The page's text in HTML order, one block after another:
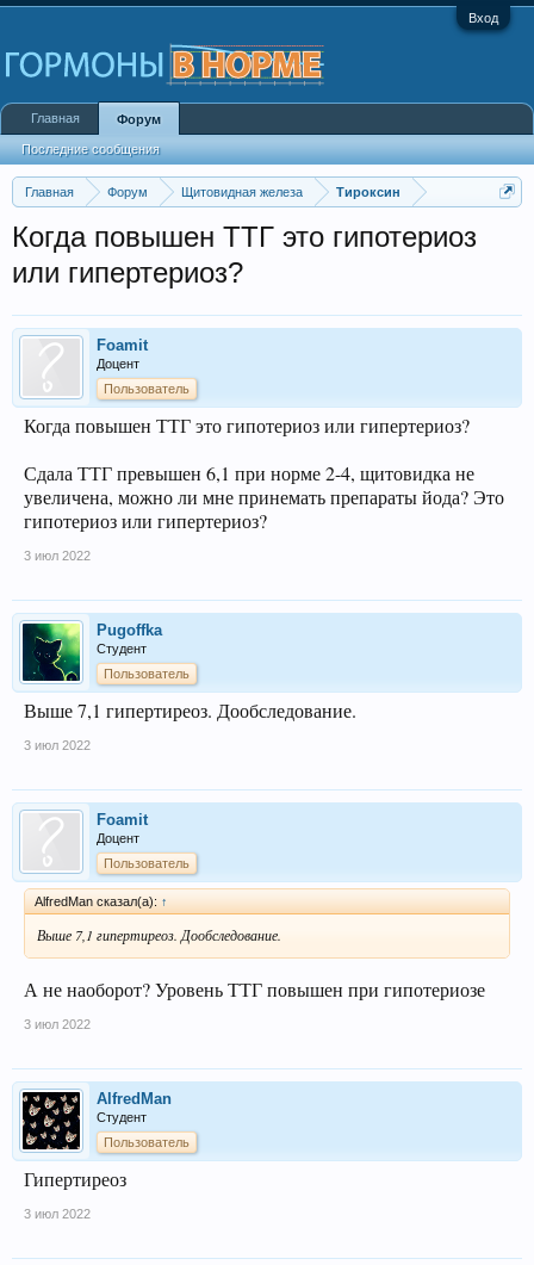
Вход
Главная Форум Щитовидная железа Тироксин
Когда повышен ТТГ это гипотериоз
или гипертериоз?
Foamit
Доцент
Пользователь
Когда повышен ТТГ это гипотериоз или гипертериоз?
Сдала ТТГ превышен 6,1 при норме 2-4, щитовидка не
увеличена, можно ли мне принемать препараты йода? Это
гипотериоз или гипертериоз?
3 июл 2022
Pugoffka
Студент
Пользователь
Выше 7,1 гипертиреоз. Дообследование.
3 июл 2022
Foamit
Доцент
Пользователь
AlfredMan сказал(а): ↑
Выше 7,1 гипертиреоз. Дообследование.
А не наоборот? Уровень ТТГ повышен при гипотериозе
3 июл 2022
AlfredMan
Студент
Пользователь
Гипертиреоз
3 июл 2022
Главная Форум
Последние сообщения